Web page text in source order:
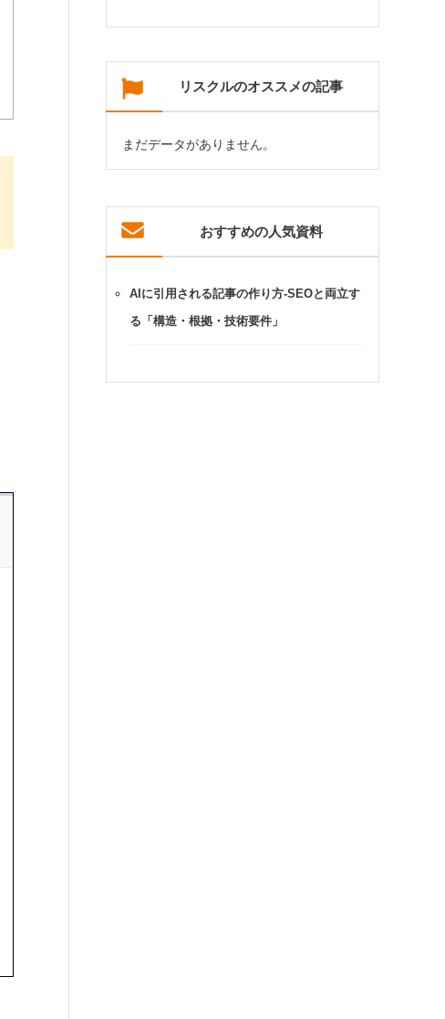
リスクルのオススメの記事
まだデータがありません。
おすすめの人気資料
AIに引用される記事の作り方-SEOと両立す
る「構造・根拠・技術要件」